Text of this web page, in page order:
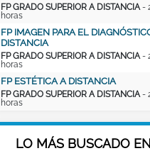
FP GRADO SUPERIOR A DISTANCIA-
horas
FP IMAGEN PARA EL
DISTANCIA
FP GRADO SUPERIOR A DISTANCIA-
horas
FP ESTÉTICA A DISTANCIA
FP GRADO SUPERIOR A DISTANCIA-
horas
LO MÁS BUSCADO